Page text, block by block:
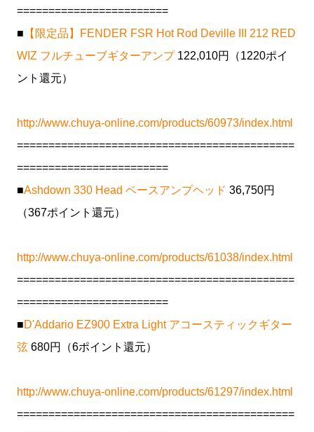
========================
■ 【限定品】FENDER FSR Hot Rod Deville III 212 RED
WIZ フルチューブギターアンプ122,010円（1220ポイ
ント還元）
http://www.chuya-online.com/products/60973/index.html
============================================
========================
■Ashdown 330 Head ベースアンプヘッド 36,750円
（367ポイント還元）
http://www.chuya-online.com/products/61038/index.html
============================================
========================
■D'Addario EZ900 Extra Light アコースティックギター
弦 680円（6ポイント還元）
http://www.chuya-online.com/products/61297/index.html
============================================